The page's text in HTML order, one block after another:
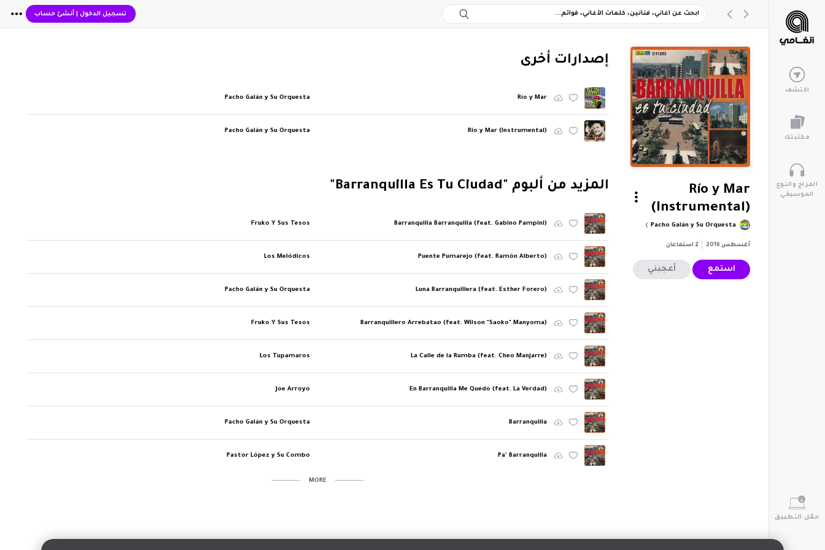
تسجيل الدخول| أنشئ حساب
اكتشف
مكتبتك
المزاج والنوع
الموسيقي
حمّل التطبيق
Río y Mar
(Instrumental)
Pacho Galán y Su Orquesta
أغسطس 2016 2 استماعان
استمع أعجبني
‏إصدارات أخرى
Río y Mar
Pacho Galán y Su Orquesta
Rio y Mar (Instrumental)
Pacho Galán y Su Orquesta
‏المزيد من ألبوم "Barranquilla Es Tu Ciudad"
Barranquilla Barranquilla (feat. Gabino Pampini)
Fruko Y Sus Tesos
Puente Pumarejo (feat. Ramón Alberto)
Los Melódicos
Luna Barranquillera (feat. Esther Forero)
Pacho Galán y Su Orquesta
Barranquillero Arrebatao (feat. Wilson "Saoko" Manyoma)
Fruko Y Sus Tesos
La Calle de la Rumba (feat. Cheo Manjarre)
Los Tupamaros
En Barranquilla Me Quedo (feat. La Verdad)
Joe Arroyo
Barranquilla
Pacho Galán y Su Orquesta
Pa' Barranquilla
Pastor López y Su Combo
MORE